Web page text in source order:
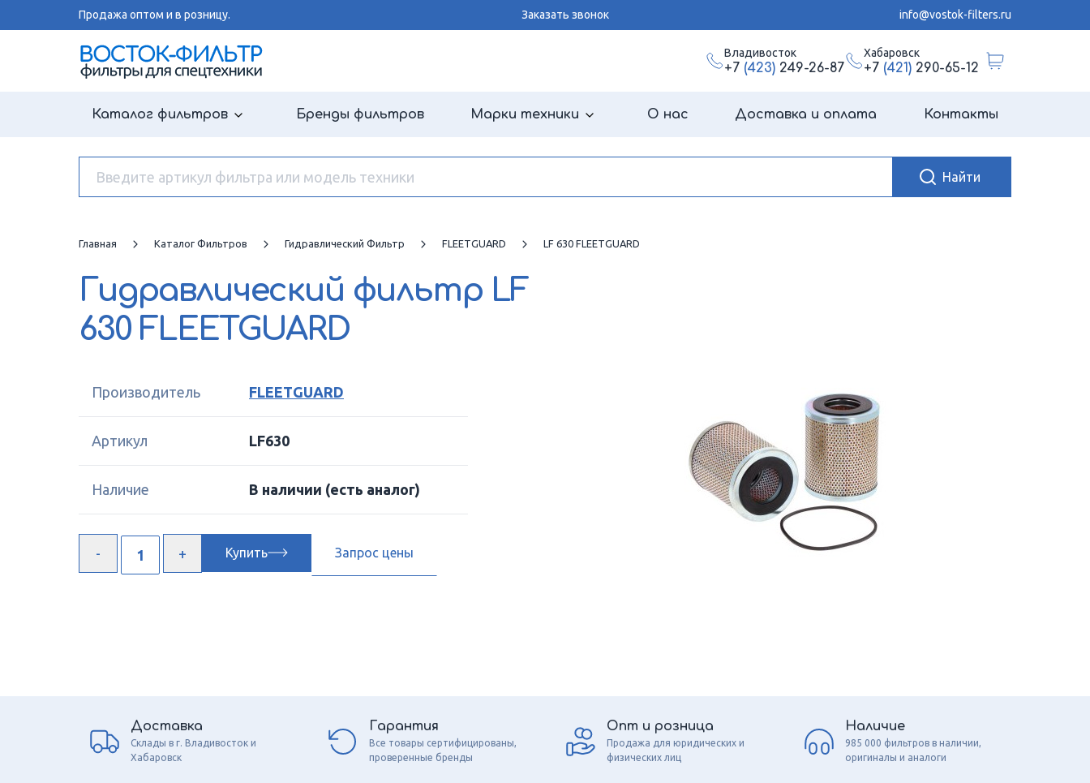
Продажа оптом и в розницу. Заказать звонок info@vostok-filters.ru
Владивосток
+7 (423)249-26-87
Хабаровск
+7 (421)290-65-12
Каталог фильтров Бренды фильтров Марки техники О нас Доставка и оплата Контакты
Главная Каталог Фильтров Гидравлический Фильтр FLEETGUARD LF 630 FLEETGUARD
Гидравлический фильтр LF
630 FLEETGUARD
Производитель FLEETGUARD
Артикул LF630
Наличие В наличии (есть аналог)
Купить Запрос цены
Доставка
Склады в г. Владивосток и
Хабаровск
Гарантия
Все товары сертифицированы,
проверенные бренды
Опт и розница
Продажа для юридических и
физических лиц
Наличие
985 000 фильтров в наличии,
оригиналы и аналоги